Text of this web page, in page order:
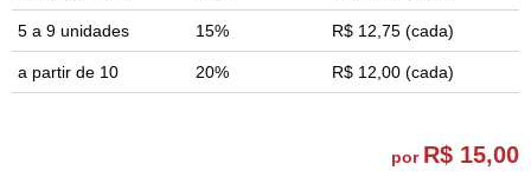
5 a 9 unidades 15% R$ 12,75 (cada)
a partir de 10 20% R$ 12,00 (cada)
por R$ 15,00